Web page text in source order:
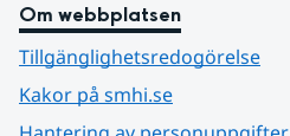
Om webbplatsen
Tillgänglighetsredogörelse
Kakor på smhi.se